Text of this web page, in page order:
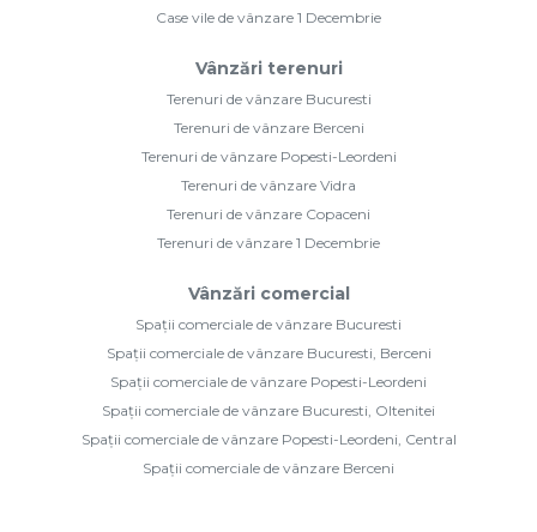
Case vile de vânzare 1 Decembrie
Vânzări terenuri
Terenuri de vânzare Bucuresti
Terenuri de vânzare Berceni
Terenuri de vânzare Popesti-Leordeni
Terenuri de vânzare Vidra
Terenuri de vânzare Copaceni
Terenuri de vânzare 1 Decembrie
Vânzări comercial
Spații comerciale de vânzare Bucuresti
Spații comerciale de vânzare Bucuresti, Berceni
Spații comerciale de vânzare Popesti-Leordeni
Spații comerciale de vânzare Bucuresti, Oltenitei
Spații comerciale de vânzare Popesti-Leordeni, Central
Spații comerciale de vânzare Berceni